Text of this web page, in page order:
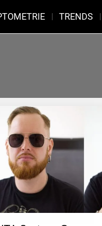
TRENDS